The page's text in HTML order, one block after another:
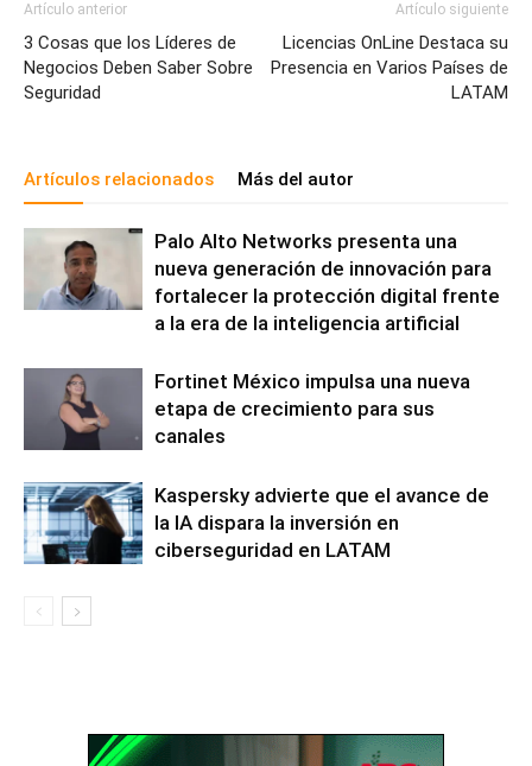
Artículo anterior
3 Cosas que los Líderes de
Negocios Deben Saber Sobre
Seguridad
Artículo siguiente
Licencias OnLine Destaca su
Presencia en Varios Países de
LATAM
Artículos relacionados Más del autor
Palo Alto Networks presenta una
nueva generación de innovación para
fortalecer la protección digital frente
a la era de la inteligencia artificial
Fortinet México impulsa una nueva
etapa de crecimiento para sus
canales
Kaspersky advierte que el avance de
la IA dispara la inversión en
ciberseguridad en LATAM